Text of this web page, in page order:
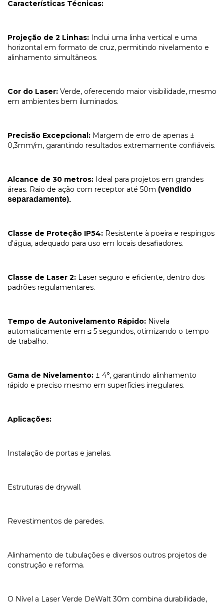
Características Técnicas:
Projeção de 2 Linhas: Inclui uma linha vertical e uma
horizontal em formato de cruz, permitindo nivelamento e
alinhamento simultâneos.
Cor do Laser: Verde, oferecendo maior visibilidade, mesmo
em ambientes bem iluminados.
Precisão Excepcional: Margem de erro de apenas ±
0,3mm/m, garantindo resultados extremamente confiáveis.
Alcance de 30 metros: Ideal para projetos em grandes
áreas. Raio de ação com receptor até 50m (vendido
separadamente).
Classe de Proteção IP54: Resistente à poeira e respingos
d'água, adequado para uso em locais desafiadores.
Classe de Laser 2: Laser seguro e eficiente, dentro dos
padrões regulamentares.
Tempo de Autonivelamento Rápido: Nivela
automaticamente em ≤ 5 segundos, otimizando o tempo
de trabalho.
Gama de Nivelamento: ± 4°, garantindo alinhamento
rápido e preciso mesmo em superfícies irregulares.
Aplicações:
Instalação de portas e janelas.
Estruturas de drywall.
Revestimentos de paredes.
Alinhamento de tubulações e diversos outros projetos de
construção e reforma.
O Nível a Laser Verde DeWalt 30m combina durabilidade,